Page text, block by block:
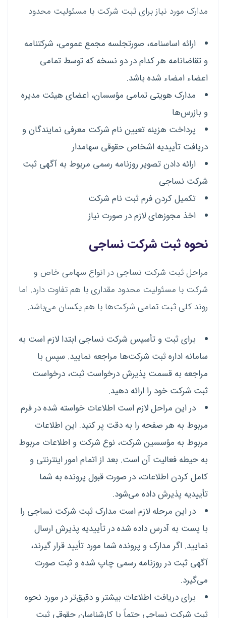
مدارک مورد نیاز برای ثبت شرکت با مسئولیت محدود
ارائه اساسنامه، صورتجلسه مجمع عمومی، شرکتنامه
و تقاضانامه هر کدام در دو نسخه که توسط تمامی
اعضاء امضاء شده باشد.
مدارک هویتی تمامی مؤسسان، اعضای هیئت مدیره
و بازرس‌ها
پرداخت هزینه تعیین نام شرکت معرفی نمایندگان و
دریافت تأییدیه اشخاص حقوقی سهامدار
ارائه دادن تصویر روزنامه رسمی مربوط به آگهی ثبت
شرکت نساجی
تکمیل کردن فرم ثبت نام شرکت
اخذ مجوز‌های لازم در صورت نیاز
نحوه ثبت شرکت نساجی
مراحل ثبت شرکت نساجی در انواع سهامی خاص و
شرکت با مسئولیت محدود مقداری با هم تفاوت دارد. اما
روند کلی ثبت تمامی شرکت‌ها با هم یکسان می‌باشد.
برای ثبت و تأسیس شرکت نساجی ابتدا لازم است به
سامانه اداره ثبت شرکت‌ها مراجعه نمایید. سپس با
مراجعه به قسمت پذیرش درخواست ثبت، درخواست
ثبت شرکت خود را ارائه دهید.
در این مراحل لازم است اطلاعات خواسته شده در فرم
مربوط به هر صفحه را به دقت پر کنید. این اطلاعات
مربوط به مؤسسین شرکت، نوع شرکت و اطلاعات مربوط
به حیطه فعالیت آن است. بعد از اتمام امور اینترنتی و
کامل کردن اطلاعات، در صورت قبول پرونده به شما
تأییدیه پذیرش داده می‌شود.
در این مرحله لازم است مدارک ثبت شرکت نساجی را
با پست به آدرس داده شده در تأییدیه پذیرش ارسال
نمایید. اگر مدارک و پرونده شما مورد تأیید قرار گیرند،
آگهی ثبت در روزنامه رسمی چاپ شده و ثبت صورت
می‌گیرد.
برای دریافت اطلاعات بیشتر و دقیق‌تر در مورد نحوه
ثبت شرکت نساجی حتماً با کارشناسان حقوقی ثبت